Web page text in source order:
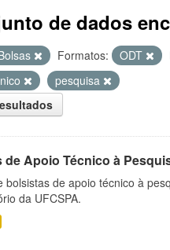
de dados
Formatos: ODT
pesquisa
de Apoio Técnico à
bolsistas de apoio técnico à
da UFCSPA.